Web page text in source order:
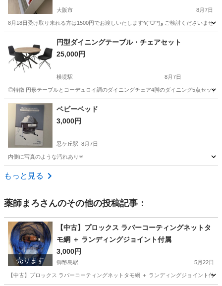
大阪市 8月7日
ダイニングセット カウンター
円型ダイニングテーブル・チェアセット
25,000円
横堤駅 8月7日
◎特徴 円形テーブルとコーデュロイ調のダイニングチェア4脚のダイニング5点セット
大阪 大阪市 横堤駅 ダイニングセット
ベビーベッド
3,000円
忍ケ丘駅 8月7日
内側に写真のような汚れあり✳︎
大阪 四條畷市
もっと見る
薬師まろさんのその他の投稿記事：
売ります
【中古】プロックス ラバーコーティングネットタ
モ網 ＋ ランディングジョイント付属
3,000円
御幣島駅 5月22日
【中古】プロックス ラバーコーティングネットタモ網 ＋ ランディングジョイント